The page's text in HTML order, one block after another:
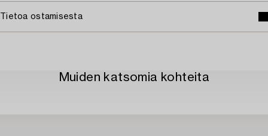
Tietoa ostamisesta
Muiden katsomia kohteita